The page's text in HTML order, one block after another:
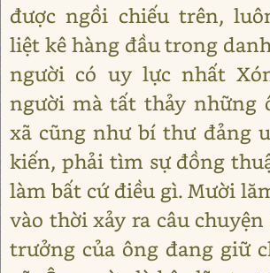
được ngồi chiếu trên,
liệt kê hàng đầu trong
người có uy lực nhất
người mà tất thảy những
xã cũng như bí thư đảng
kiến, phải tìm sự đồng
làm bất cứ điều gì. Mười
vào thời xảy ra câu
trưởng của ông đang giữ